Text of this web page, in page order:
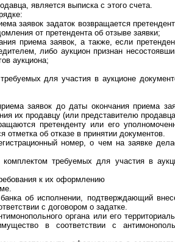
является выписка с этого счета.
заявок задаток возвращается
от претендента об отзыве заявки;
приема заявок, а также, если
либо аукцион признан
аукциона;
для участия в аукционе
заявок до даты окончания приема
их продавцу (или представителю
претенденту или его
об отказе в принятии документов.
номер, о чем на заявке
требуемых для участия в
к их оформлению
об исполнении, подтверждающий
с договором о задатке.
органа или его
в соответствии с